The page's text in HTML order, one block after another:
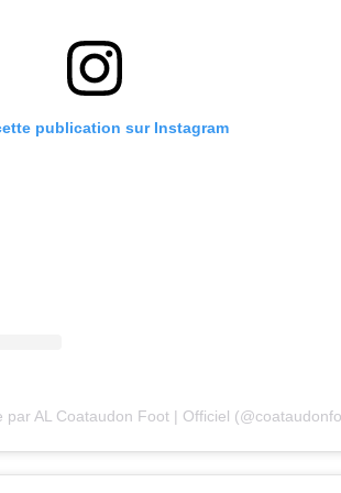
publication sur Instagram
par AL Coataudon Foot | Officiel